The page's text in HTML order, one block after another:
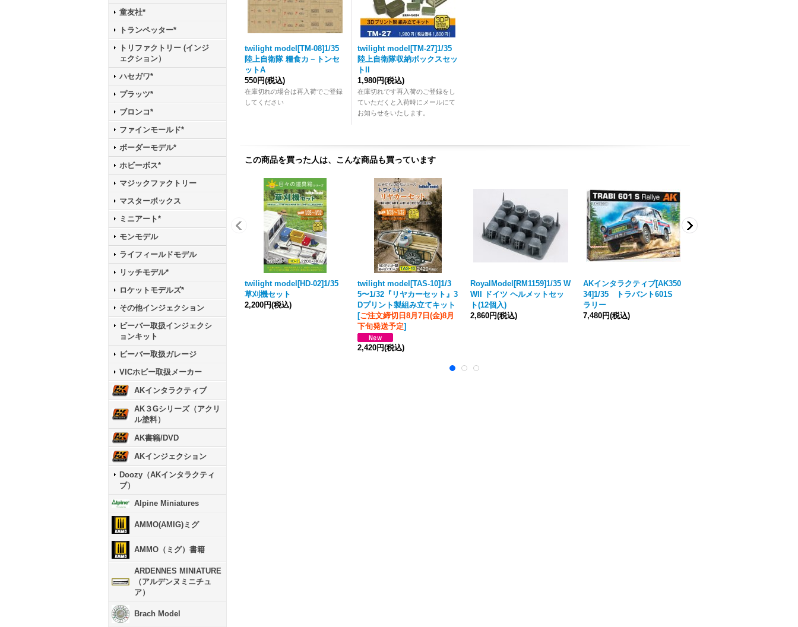
童友社*
トランペッター*
トリファクトリー (インジ
ェクション）
ハセガワ*
プラッツ*
ブロンコ*
ファインモールド*
ボーダーモデル*
ホビーボス*
マジックファクトリー
マスターボックス
ミニアート*
モンモデル
ライフィールドモデル
リッチモデル*
ロケットモデルズ*
その他インジェクション
ビーバー取扱インジェクシ
ョンキット
ビーバー取扱ガレージ
VICホビー取扱メーカー
AKインタラクティブ
AK３Gシリーズ（アクリ
ル塗料）
AK書籍/DVD
AKインジェクション
Doozy（AKインタラクティ
ブ）
Alpine Miniatures
AMMO(AMIG)ミグ
AMMO（ミグ）書籍
ARDENNES MINIATURE
（アルデンヌミニチュ
ア）
Brach Model
twilight model[TM-08]1/35
陸上自衛隊 糧食カ－トンセ
ットA
550円(税込)
在庫切れの場合は再入荷でご登録
してください
twilight model[TM-27]1/35
陸上自衛隊収納ボックスセッ
トII
1,980円(税込)
在庫切れです再入荷のご登録をし
ていただくと入荷時にメールにて
お知らせをいたします。
この商品を買った人は、こんな商品も買っています
twilight model[HD-02]1/35
草刈機セット
2,200円(税込)
twilight model[TAS-10]1/3
5〜1/32『リヤカーセット』3
Dプリント製組み立てキット
[ご注文締切日8月7日(金)8月
下旬発送予定]
2,420円(税込)
RoyalModel[RM1159]1/35 W
WII ドイツ ヘルメットセッ
ト(12個入)
2,860円(税込)
AKインタラクティブ[AK350
34]1/35 トラバント601S
ラリー
7,480円(税込)